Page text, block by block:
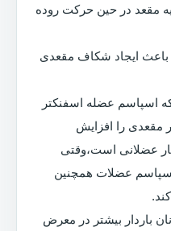
مقعد در حین حرکت روده
باعث ایجاد شکاف مقعدی
اسپاسم عضله اسفنکتر
را افزایش
عضلانی است،وقتی
عضلات همچنین
باردار بیشتر در معرض